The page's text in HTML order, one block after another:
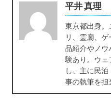
平井 真理
東京都出身。
リ、霊廟、
品紹介やノウ
験あり。ウェ
し、主に民
事の執筆を担